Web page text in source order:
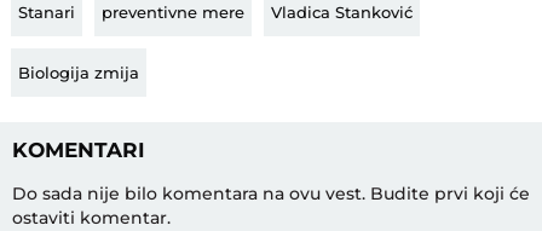
Stanari preventivne mere Vladica Stanković
Biologija zmija
KOMENTARI
Do sada nije bilo komentara na ovu vest. Budite prvi koji će
ostaviti komentar.